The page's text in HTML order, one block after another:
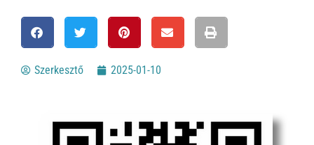
Szerkesztő 2025-01-10